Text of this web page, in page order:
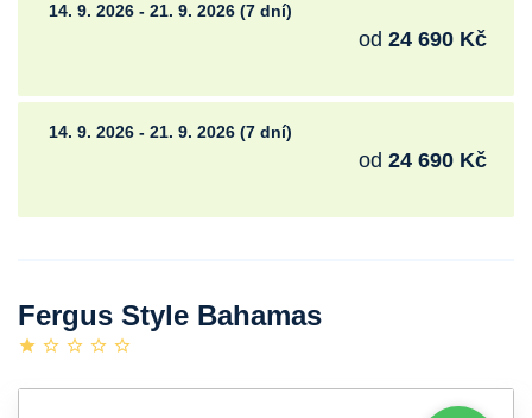
14. 9. 2026 - 21. 9. 2026 (7 dní)
od 24 690 Kč
14. 9. 2026 - 21. 9. 2026 (7 dní)
od 24 690 Kč
Fergus Style Bahamas